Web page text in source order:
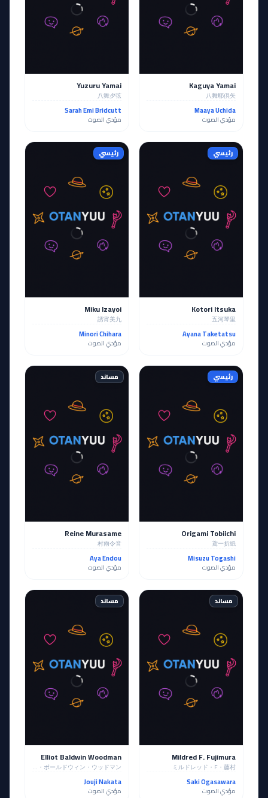
Kaguya Yamai
八舞耶倶矢
Maaya Uchida
مؤدي الصوت
Yuzuru Yamai
八舞夕弦
Sarah Emi Bridcutt
مؤدي الصوت
رئيسي
Kotori Itsuka
五河琴里
Ayana Taketatsu
مؤدي الصوت
رئيسي
Miku Izayoi
誘宵美九
Minori Chihara
مؤدي الصوت
رئيسي
Origami Tobiichi
鳶一折紙
Misuzu Togashi
مؤدي الصوت
مساند
Reine Murasame
村雨令音
Aya Endou
مؤدي الصوت
مساند
Mildred F. Fujimura
ミルドレッド・F・藤村
Saki Ogasawara
مؤدي الصوت
مساند
Elliot Baldwin Woodman
エリオット・ボールドウィン・ウッドマン
Jouji Nakata
مؤدي الصوت